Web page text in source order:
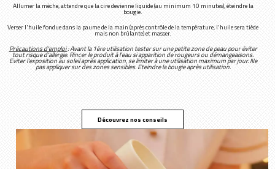
Allumer la mèche, attendre que la cire devienne liquide (au minimum 10 minutes), éteindre la
bougie.
Verser l'huile fondue dans la paume de la main (après contrôle de la température, l'huile sera tiède
mais non brûlante) et masser.
Précautions d'emploi: Avant la 1ère utilisation tester sur une petite zone de peau pour éviter
tout risque d'allergie. Rincer le produit à l'eau si apparition de rougeurs ou démangeaisons.
Eviter l'exposition au soleil après application, se limiter à une utilisation maximum par jour. Ne
pas appliquer sur des zones sensibles. Eteindre la bougie après utilisation.
Découvrez nos conseils